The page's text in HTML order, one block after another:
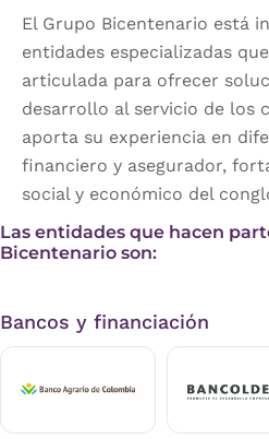
El Grupo Bicentenario está
entidades especializadas
articulada para ofrecer
desarrollo al servicio de los
aporta su experiencia en
financiero y asegurador,
social y económico del
Las entidades que hacen
Bicentenario son:
Bancos y financiación